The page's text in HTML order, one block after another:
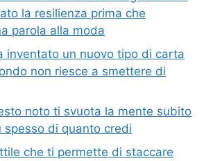
la resilienza prima che
parola alla moda
inventato un nuovo tipo di carta
non riesce a smettere di
noto ti svuota la mente subito
spesso di quanto credi
che ti permette di staccare